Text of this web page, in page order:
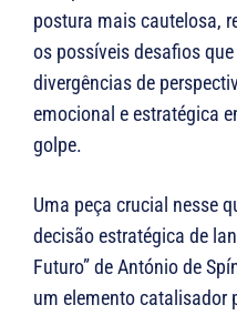
postura mais cautelosa,
os possíveis desafios
divergências de
emocional e estratégica
golpe.
Uma peça crucial nesse
decisão estratégica de
Futuro” de António de
um elemento catalisador